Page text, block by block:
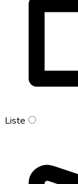
Liste